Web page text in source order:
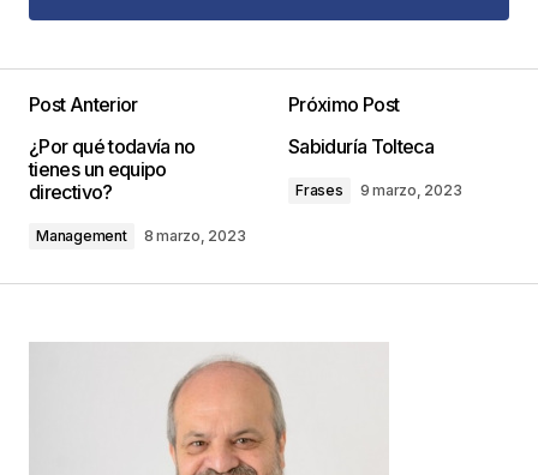
Agregar Comentario
publicada. Los campos obligatorios están
marcados con
Comentario*
*
Post Anterior
¿Por qué todavía no
tienes un equipo
directivo?
Management 8 marzo, 2023
Próximo Post
Sabiduría Tolteca
Frases 9 marzo, 2023